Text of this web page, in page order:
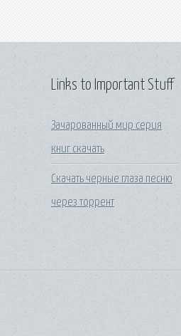
Links to Important Stuff
Зачарованный мир серия
книг скачать
Скачать черные глаза песню
через торрент